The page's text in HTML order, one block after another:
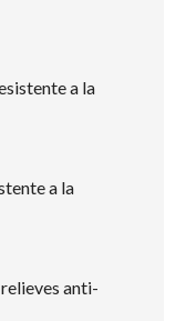
a la
a la
anti-